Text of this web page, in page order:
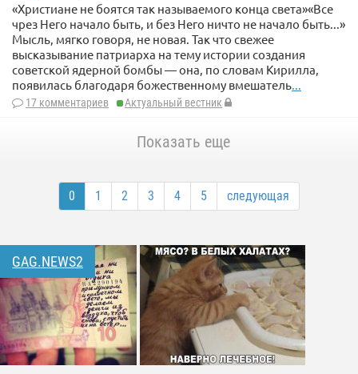
«Христиане не боятся так называемого конца света»«Все
чрез Него начало быть, и без Него ничто не начало быть...»
Мысль, мягко говоря, не новая. Так что свежее
высказывание патриарха на тему истории создания
советской ядерной бомбы — она, по словам Кирилла,
появилась благодаря божественному вмешатель...
17 комментариев Актуальный вестник
Показать еще
0 1 2 3 4 5 следующая
GAG.NEWS2